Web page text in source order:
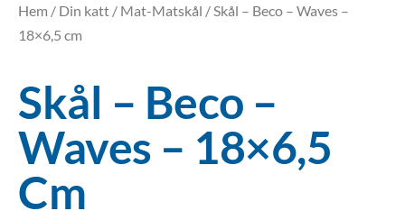
Hem / Din katt / Mat-Matskål / Skål – Beco – Waves –
18×6,5 cm
Skål – Beco –
Waves – 18×6,5
Cm